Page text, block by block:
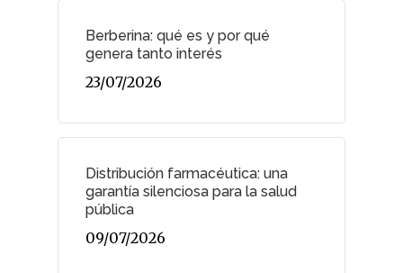
Berberina: qué es y por qué
genera tanto interés
23/07/2026
Distribución farmacéutica: una
garantía silenciosa para la salud
pública
09/07/2026